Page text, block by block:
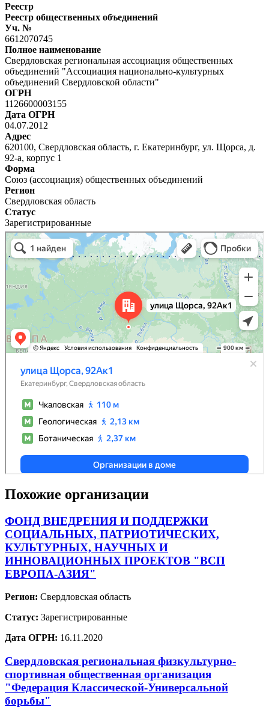
Реестр
Реестр общественных объединений
Уч. №
6612070745
Полное наименование
Свердловская региональная ассоциация общественных
объединений "Ассоциация национально-культурных
объединений Свердловской области"
ОГРН
1126600003155
Дата ОГРН
04.07.2012
Адрес
620100, Свердловская область, г. Екатеринбург, ул. Щорса, д.
92-а, корпус 1
Форма
Союз (ассоциация) общественных объединений
Регион
Свердловская область
Статус
Зарегистрированные
Похожие организации
ФОНД ВНЕДРЕНИЯ И ПОДДЕРЖКИ
СОЦИАЛЬНЫХ, ПАТРИОТИЧЕСКИХ,
КУЛЬТУРНЫХ, НАУЧНЫХ И
ИННОВАЦИОННЫХ ПРОЕКТОВ "ВСП
ЕВРОПА-АЗИЯ"
Регион: Свердловская область
Статус: Зарегистрированные
Дата ОГРН: 16.11.2020
Свердловская региональная физкультурно-
спортивная общественная организация
"Федерация Классической-Универсальной
борьбы"